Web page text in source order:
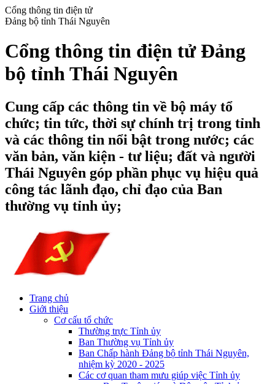
Cổng thông tin điện tử
Đảng bộ tỉnh Thái Nguyên
Cổng thông tin điện tử Đảng
bộ tỉnh Thái Nguyên
Cung cấp các thông tin về bộ máy tổ
chức; tin tức, thời sự chính trị trong tỉnh
và các thông tin nổi bật trong nước; các
văn bản, văn kiện - tư liệu; đất và người
Thái Nguyên góp phần phục vụ hiệu quả
công tác lãnh đạo, chỉ đạo của Ban
thường vụ tỉnh ủy;
Trang chủ
Giới thiệu
Cơ cấu tổ chức
Thường trực Tỉnh ủy
Ban Thường vụ Tỉnh ủy
Ban Chấp hành Đảng bộ tỉnh Thái Nguyên,
nhiệm kỳ 2020 - 2025
Các cơ quan tham mưu giúp việc Tỉnh ủy